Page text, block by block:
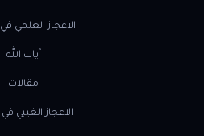
الاعجاز العلمي
آيات الله
مقالات
الاعجاز الغيبي في